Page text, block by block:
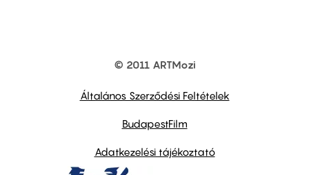
© 2011 ARTMozi
Általános Szerződési Feltételek
BudapestFilm
Adatkezelési tájékoztató